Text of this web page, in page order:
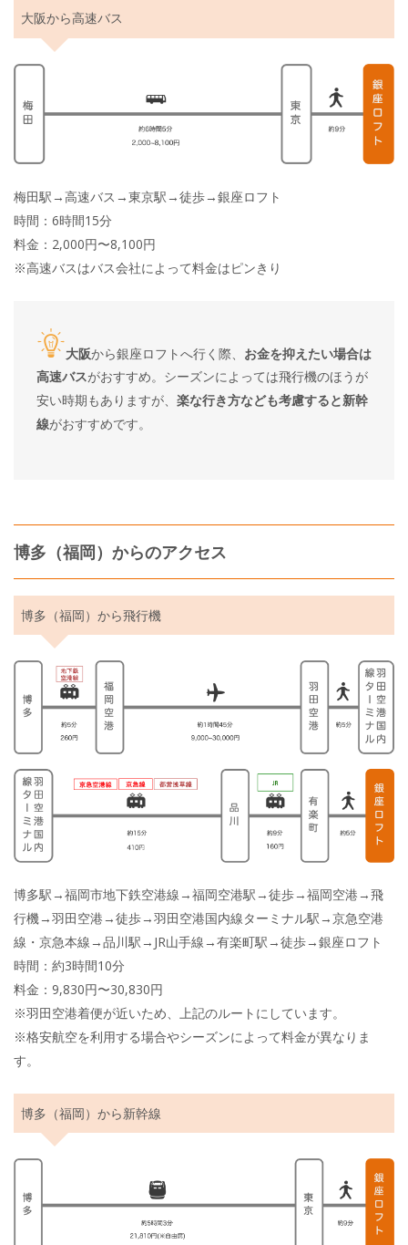
大阪から高速バス
梅田駅→高速バス→東京駅→徒歩→銀座ロフト
時間：6時間15分
料金：2,000円〜8,100円
※高速バスはバス会社によって料金はピンきり
大阪から銀座ロフトへ行く際、 お金を抑えたい場合は
高速バスがおすすめ。シーズンによっては飛行機のほうが
安い時期もありますが、 楽な行き方なども考慮すると新幹
線がおすすめです。
博多（福岡）からのアクセス
博多（福岡）から飛行機
博多駅→福岡市地下鉄空港線→福岡空港駅→徒歩→福岡空港→飛
行機→羽田空港→徒歩→羽田空港国内線ターミナル駅→京急空港
線・京急本線→品川駅→JR山手線→有楽町駅→徒歩→銀座ロフト
時間：約3時間10分
料金：9,830円〜30,830円
※羽田空港着便が近いため、上記のルートにしています。
※格安航空を利用する場合やシーズンによって料金が異なりま
す。
博多（福岡）から新幹線